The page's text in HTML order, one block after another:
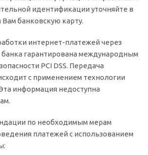
идентификации уточняйте в
банковскую карту.
интернет-платежей через
гарантирована международным
PCI DSS. Передача
с применением технологии
информация недоступна
по необходимым мерам
платежей с использованием